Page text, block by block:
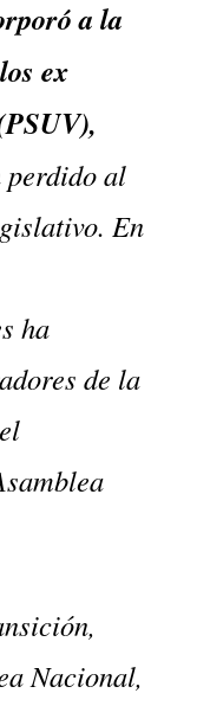
a la
ex
perdido al
En
ha
de la
Nacional,